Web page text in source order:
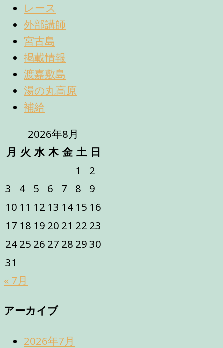
レース
外部講師
宮古島
掲載情報
渡嘉敷島
湯の丸高原
補給
2026年8月
月 火 水 木 金 土 日
1
2
3
4 5 6 7 8
9
10 11 12 13 14 15 16
17 18 19 20 21 22 23
2425 26 27 28 2930
31
« 7月
アーカイブ
2026年7月